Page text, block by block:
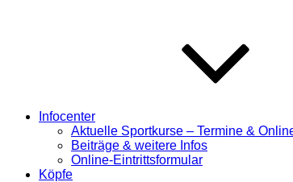
Infocenter
Aktuelle Sportkurse – Termine &
Beiträge & weitere Infos
Online-Eintrittsformular
Köpfe